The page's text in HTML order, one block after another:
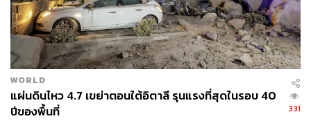
148
WORLD
แผ่นดินไหว 4.7 เขย่าตอนใต้อิตาลี รุนแรงที่สุดในรอบ 40
ปีของพื้นที่
331